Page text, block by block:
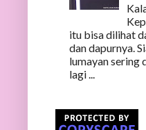
itu bisa dilihat
dan dapurnya.
lumayan sering
lagi ...